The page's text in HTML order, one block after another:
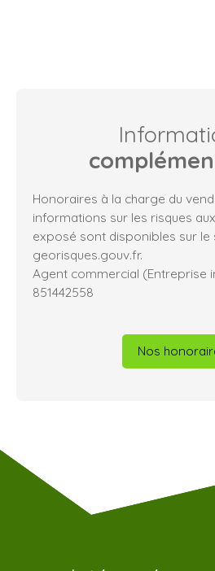
Honoraires à la charge du
informations sur les risques
exposé sont disponibles sur le
georisques.gouv.fr.
Agent commercial (Entreprise
851442558
Nos